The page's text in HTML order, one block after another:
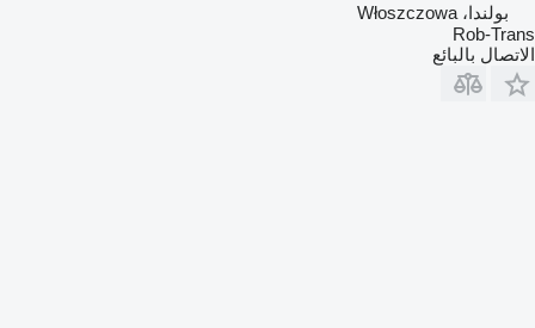
بولندا، Włoszczowa
Rob-Trans
الاتصال بالبائع